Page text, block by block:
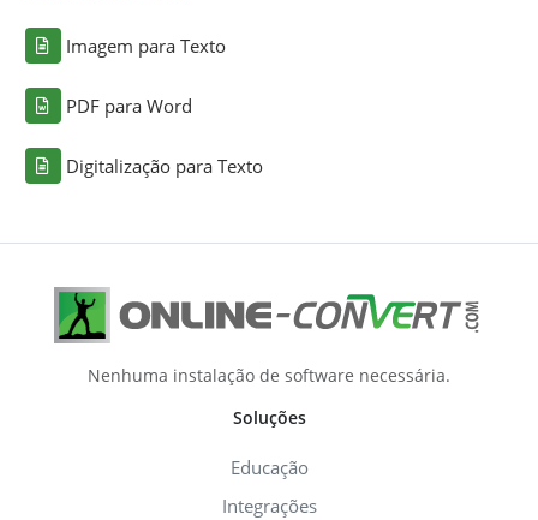
Imagem para Texto
PDF para Word
Digitalização para Texto
Nenhuma instalação de software necessária.
Soluções
Educação
Integrações